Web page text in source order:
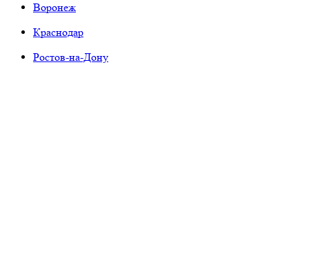
Воронеж
Краснодар
Ростов-на-Дону